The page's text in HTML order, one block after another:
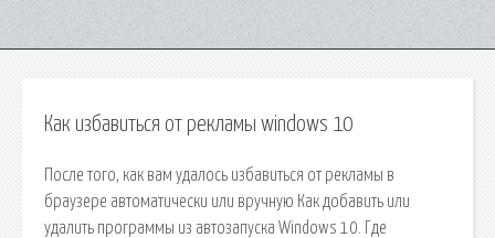
Как избавиться от рекламы windows 10
После того, как вам удалось избавиться от рекламы в
браузере автоматически или вручную Как добавить или
удалить программы из автозапуска Windows 10. Где